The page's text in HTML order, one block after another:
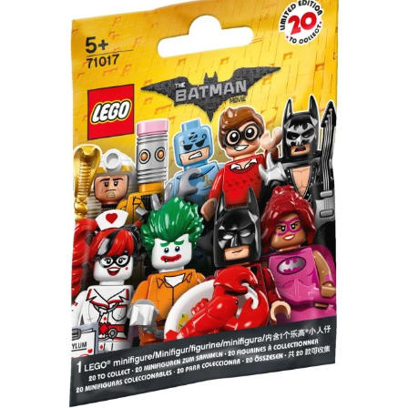
der LEGO Building Instructions App verfügbar - mit interaktiven
Ansichtsfunktionen für ein tolles kreatives Erlebnis. Beliebte Bauspielzeuge Sieh
dir das gesamte LEGO Star Wars Produktspektrum an, um noch weitere Bausets
zu entdecken, die Fans jeden Alters begeistern. Zum Produkt: - AT-TE Walker
(75337): Diese LEGO® Star Wars™ Version des AT-TE Walkers aus Star Wars: Die
Rache der Sith ist ein detailgetreues Bauspielzeug, mit dem Kinder die Schlacht
von Utapau nachstellen können - 5 LEGO® Minifiguren und 3 LEGO Droiden:
Kommandant Cody, ein Klon-Kanonier und 3 Klonsoldaten des 212.
Angriffsbataillons sowie 3 Kampfdroiden und ein baubarer Zwergspinnendroide -
Zum Spielen gedacht: Der AT-TE verfügt über bewegliche Beine und einen
ausziehbaren Griff. An dem Griff kann man das Modell aufheben und
transportieren. Das Cockpit lässt sich abnehmen, und die 2 Kabinen für die
Klonsoldaten sind gut zugänglich - Spielfunktionen: Die schwere Blaster-Kanone
mit 2 Shootern lässt sich um 360 Grad drehen und hochschwenken und verfügt
über einen Sitz für den Klon-Kanonier. Auch 6 weitere Blaster-Kanonen und 2
Thermaldetonatoren sind enthalten - Geschenkidee für Kinder ab 9 Jahren:
Dieses 1.082-teilige Bau- und Spielset ist ein tolles Geburtstags- oder
Weihnachtsgeschenk für jeden Fan von Star Wars: Die Rache der Sith sowie für
Sammler der LEGO® Star Wars™ Sets - Gemeinsames Bauvergnügen: Kinder
können den AT-TE Walker auch zusammen mit ihren Freunden, Geschwistern oder
Eltern bauen. Das Modell ist 19 cm hoch, 44 cm lang und 24 cm breit - Bauprojekt
mit App-Unterstützung: Neben der beiliegenden Schritt-für-Schritt-Bildanleitung
ist in der LEGO® Building Instructions App auch eine digitale Anleitung mit
interaktiven Ansichtsfunktionen verfügbar - Vergnügen für Fans jeden Alters:
LEGO® Star Wars™ Bausets lassen Kinder und erwachsene Fans ihre
Lieblingsfilmszenen nachstellen, originelle eigene Abenteuer darstellen oder die
gebauten Modelle einfach nur ausstellen - Garantierte Qualität: LEGO® Steine
und Teile erfüllen strenge Qualitätsstandards, damit sie kompatibel sind und sich
zu robusten Modellen zusammenstecken lassen - Sicherheit hat Vorrang: LEGO®
Elemente werden gründlich geprüft, damit sie strengsten globalen
Sicherheitsstandards entsprechen Hinweis: Altersempfehlung: ab 9+ Jahren Teile: